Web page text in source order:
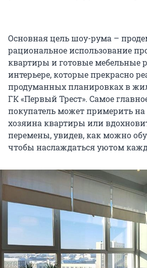
Основная цель шоу-рума –
рациональное использование
квартиры и готовые мебельные
интерьере, которые прекрасно
продуманных планировках в
ГК «Первый Трест». Самое
покупатель может примерить на
хозяина квартиры или
перемены, увидев, как можно
чтобы наслаждаться уютом